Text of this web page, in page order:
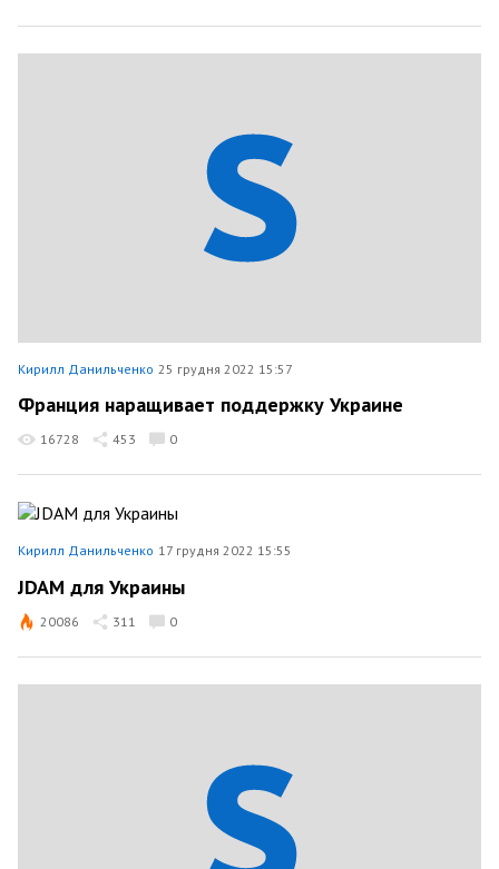
Кирилл Данильченко 25 грудня 2022 15:57
Франция наращивает поддержку Украине
16728 453 0
Кирилл Данильченко 17 грудня 2022 15:55
JDAM для Украины
20086 311 0